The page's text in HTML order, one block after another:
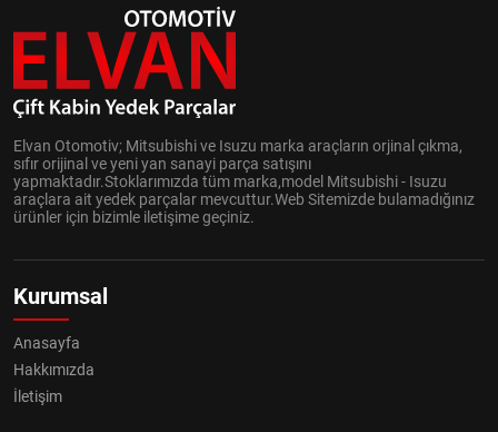
Elvan Otomotiv; Mitsubishi ve Isuzu marka araçların orjinal çıkma,
sıfır orijinal ve yeni yan sanayi parça satışını
yapmaktadır.Stoklarımızda tüm marka,model Mitsubishi - Isuzu
araçlara ait yedek parçalar mevcuttur.Web Sitemizde bulamadığınız
ürünler için bizimle iletişime geçiniz.
Kurumsal
Anasayfa
Hakkımızda
İletişim